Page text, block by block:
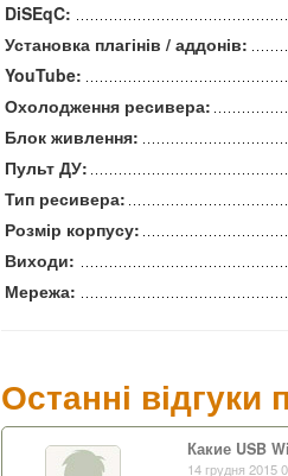
DiSEqC:
Установка плагінів / аддонів:
YouTube:
Охолодження ресивера:
Блок живлення:
Пульт ДУ:
Тип ресивера:
Розмір корпусу:
Виходи:
Мережа:
Останні
Какие USB
14 грудня 2015